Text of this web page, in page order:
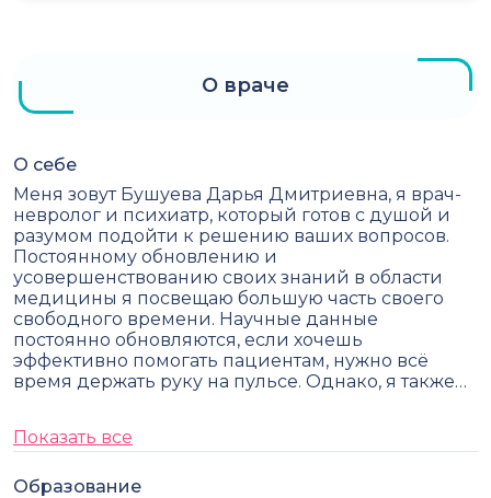
О враче
О себе
Меня зовут Бушуева Дарья Дмитриевна, я врач-
невролог и психиатр, который готов с душой и
разумом подойти к решению ваших вопросов.
Постоянному обновлению и
усовершенствованию своих знаний в области
медицины я посвещаю большую часть своего
свободного времени. Научные данные
постоянно обновляются, если хочешь
эффективно помогать пациентам, нужно всё
время держать руку на пульсе. Однако, я также…
Показать все
Образование